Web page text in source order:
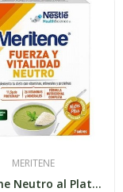
MERITENE
Meritene Neutro al Plato 7 Sobres X 50 gr